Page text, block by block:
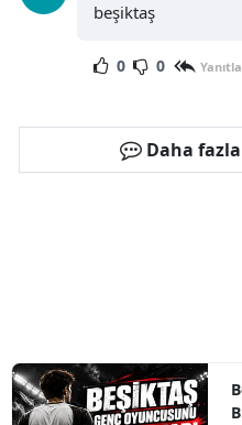
beşiktaş
0 0 Yanıtla
Daha